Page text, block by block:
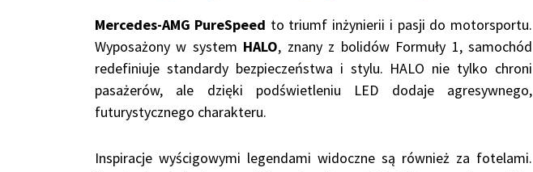
Mercedes-AMG PureSpeed to triumf inżynierii i pasji do motorsportu.
Wyposażony w system HALO, znany z bolidów Formuły 1, samochód
redefiniuje standardy bezpieczeństwa i stylu. HALO nie tylko chroni
pasażerów, ale dzięki podświetleniu LED dodaje agresywnego,
futurystycznego charakteru.
Inspiracje wyścigowymi legendami widoczne są również za fotelami.